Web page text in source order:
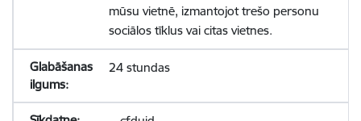
mūsu vietnē, izmantojot trešo personu
sociālos tīklus vai citas vietnes.
24 stundas